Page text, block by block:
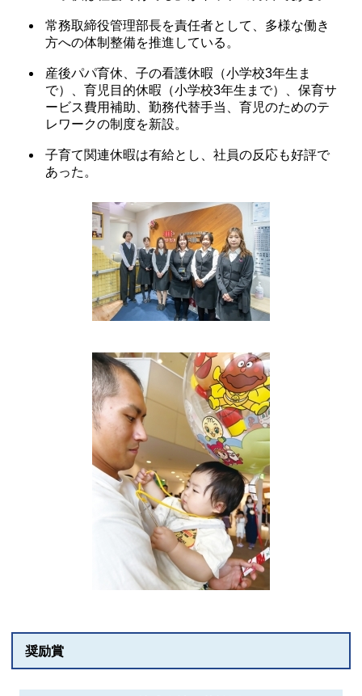
常務取締役管理部長を責任者として、多様な働き
方への体制整備を推進している。
産後パパ育休、子の看護休暇（小学校3年生ま
で）、育児目的休暇（小学校3年生まで）、保育サ
ービス費用補助、勤務代替手当、育児のためのテ
レワークの制度を新設。
子育て関連休暇は有給とし、社員の反応も好評で
あった。
奨励賞